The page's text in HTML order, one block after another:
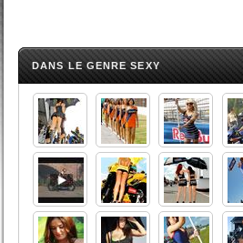
DANS LE GENRE SEXY